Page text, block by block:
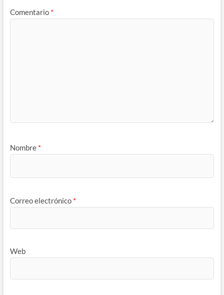
Comentario *
Nombre *
Correo electrónico *
Web